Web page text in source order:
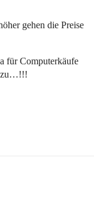
gehen die Preise
für Computerkäufe
zu…!!!